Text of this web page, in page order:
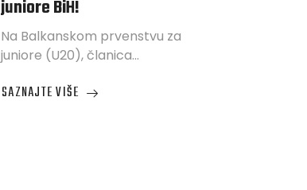
juniore BiH!
Na Balkanskom prvenstvu za
juniore (U20), članica…
SAZNAJTE VIŠE
ABOUT